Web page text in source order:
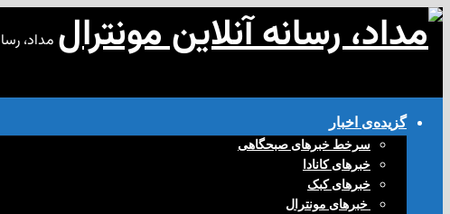
مداد،
گزیده‌ی‌ اخبار
سرخط خبرهای صبحگاهی
خبرهای کانادا
خبرهای کبک
‌ خبرهای مونترال